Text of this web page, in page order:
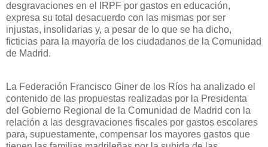
desgravaciones en el IRPF por gastos en educación,
expresa su total desacuerdo con las mismas por ser
injustas, insolidarias y, a pesar de lo que se ha dicho,
ficticias para la mayoría de los ciudadanos de la Comunidad
de Madrid.
La Federación Francisco Giner de los Ríos ha analizado el
contenido de las propuestas realizadas por la Presidenta
del Gobierno Regional de la Comunidad de Madrid con la
relación a las desgravaciones fiscales por gastos escolares
para, supuestamente, compensar los mayores gastos que